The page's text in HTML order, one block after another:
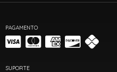
PAGAMENTO
SUPORTE